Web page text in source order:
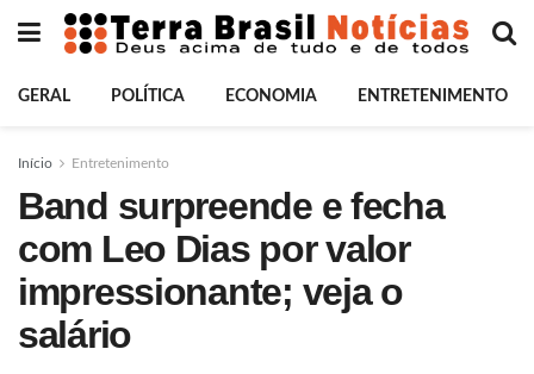
GERAL POLÍTICA ECONOMIA ENTRETENIMENTO
Início Entretenimento
Band surpreende e fecha
com Leo Dias por valor
impressionante; veja o
salário